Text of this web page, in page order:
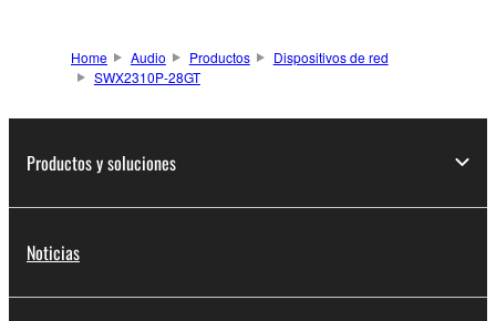
Home Audio Productos
Dispositivos de red
SWX2310P-28GT
Productos y soluciones
Noticias